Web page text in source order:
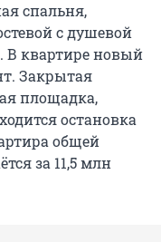
спальня,
с душевой
В квартире новый
Закрытая
площадка,
остановка
общей
за 11,5 млн